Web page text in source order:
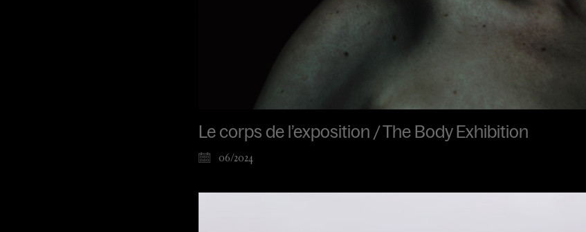
Le corps de l’exposition / The Body Exhibition
06/2024